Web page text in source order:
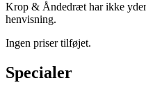
Krop & Åndedræt har ikke
henvisning.
Ingen priser tilføjet.
Specialer